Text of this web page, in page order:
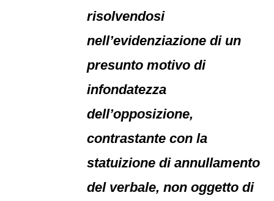
risolvendosi
nell’evidenziazione di un
presunto motivo di
infondatezza
dell’opposizione,
contrastante con la
statuizione di annullamento
del verbale, non oggetto di